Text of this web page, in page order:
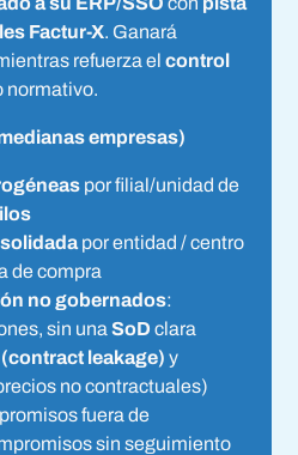
Factur-X. Ganará
refuerza el control
normativo.
empresas)
por filial/unidad de
por entidad / centro
de compra
no gobernados:
sin una SoD clara
leakage) y
no contractuales)
fuera de
sin seguimiento